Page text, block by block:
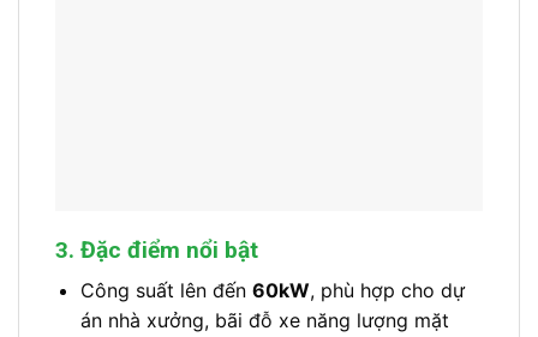
3. Đặc điểm nổi bật
Công suất lên đến 60kW, phù hợp cho dự
án nhà xưởng, bãi đỗ xe năng lượng mặt